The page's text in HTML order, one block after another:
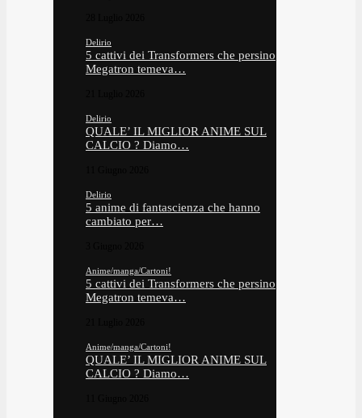
Delirio
5 cattivi dei Transformers che persino
Megatron temeva…
Delirio
QUALE’ IL MIGLIOR ANIME SUL
CALCIO ? Diamo…
Delirio
5 anime di fantascienza che hanno
cambiato per…
Anime/manga/Cartoni!
5 cattivi dei Transformers che persino
Megatron temeva…
Anime/manga/Cartoni!
QUALE’ IL MIGLIOR ANIME SUL
CALCIO ? Diamo…